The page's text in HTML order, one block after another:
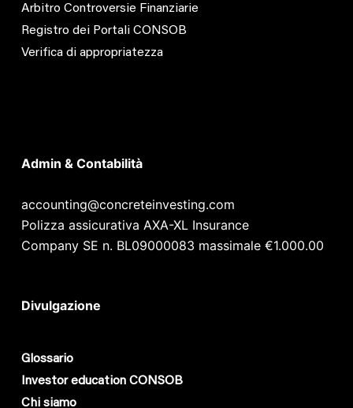
Arbitro Controversie Finanziarie
Registro dei Portali CONSOB
Verifica di appropriatezza
Admin & Contabilità
accounting@concreteinvesting.com
Polizza assicurativa AXA-XL Insurance
Company SE n. BL09000083 massimale €1.000.00
Divulgazione
Glossario
Investor education CONSOB
Chi siamo